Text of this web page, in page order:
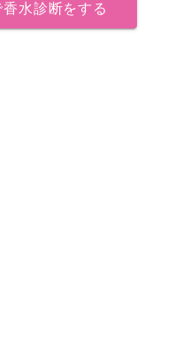
水診断をする